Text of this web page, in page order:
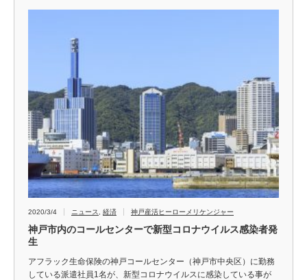
2020/3/4 ニュース 経済 神戸産活ヒーローメリケンジャー
神戸市内のコールセンターで新型コロナウイルス感染者発
生
アフラック生命保険の神戸コールセンター（神戸市中央区）に勤務
している派遣社員1名が、新型コロナウイルスに感染している事が